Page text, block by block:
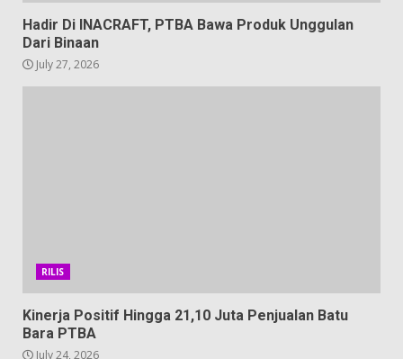
Hadir Di INACRAFT, PTBA Bawa Produk Unggulan
Dari Binaan
July 27, 2026
RILIS
Kinerja Positif Hingga 21,10 Juta Penjualan Batu
Bara PTBA
July 24, 2026